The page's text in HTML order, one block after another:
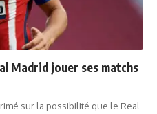
Madrid jouer ses matchs
sur la possibilité que le Real